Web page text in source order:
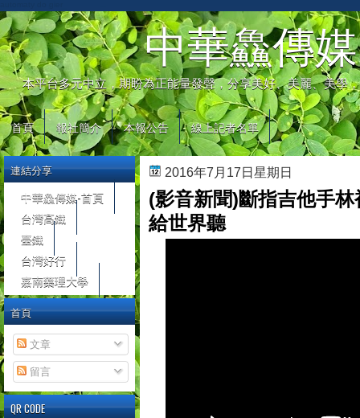
中華鱻傳媒
本平台多元中立，期盼為正能量發聲，分享美好、美麗、美學
首頁 報社簡介 本報公告 線上記者名單
2016年7月17日星期日
(影音新聞)斷指吉他手
給世界聽
連結分享
中華鱻傳媒-首頁
台灣高鐵
臺鐵
台灣好行
嘉南藥理大學
首頁
文章
留言
QR CODE